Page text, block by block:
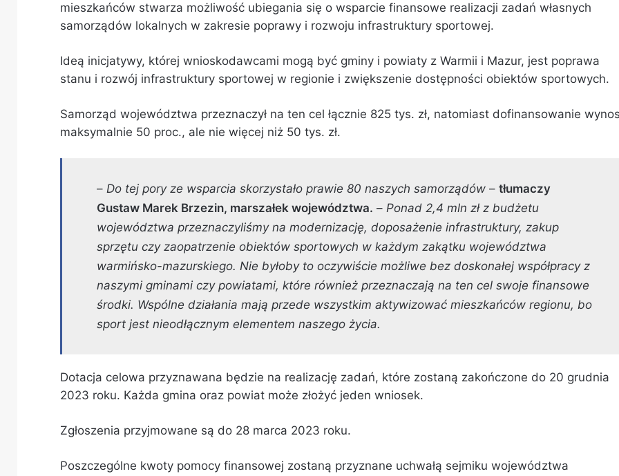
mieszkańców stwarza możliwość ubiegania się o wsparcie finansowe realizacji zadań własnych
samorządów lokalnych w zakresie poprawy i rozwoju infrastruktury sportowej.
Ideą inicjatywy, której wnioskodawcami mogą być gminy i powiaty z Warmii i Mazur, jest poprawa
stanu i rozwój infrastruktury sportowej w regionie i zwiększenie dostępności obiektów sportowych.
Samorząd województwa przeznaczył na ten cel łącznie 825 tys. zł, natomiast dofinansowanie
maksymalnie 50 proc., ale nie więcej niż 50 tys. zł.
– Do tej pory ze wsparcia skorzystało prawie 80 naszych samorządów – tłumaczy
Gustaw Marek Brzezin, marszałek województwa. – Ponad 2,4 mln zł z budżetu
województwa przeznaczyliśmy na modernizację, doposażenie infrastruktury, zakup
sprzętu czy zaopatrzenie obiektów sportowych w każdym zakątku województwa
warmińsko-mazurskiego. Nie byłoby to oczywiście możliwe bez doskonałej współpracy z
naszymi gminami czy powiatami, które również przeznaczają na ten cel swoje finansowe
środki. Wspólne działania mają przede wszystkim aktywizować mieszkańców regionu, bo
sport jest nieodłącznym elementem naszego życia.
Dotacja celowa przyznawana będzie na realizację zadań, które zostaną zakończone do 20 grudnia
2023 roku. Każda gmina oraz powiat może złożyć jeden wniosek.
Zgłoszenia przyjmowane są do 28 marca 2023 roku.
Poszczególne kwoty pomocy finansowej zostaną przyznane uchwałą sejmiku województwa